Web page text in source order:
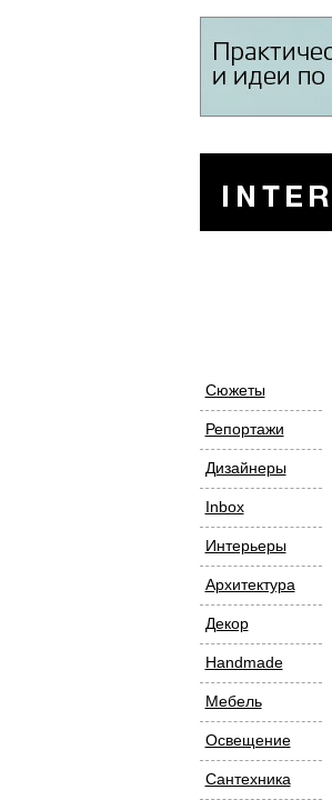
Сюжеты
Репортажи
Дизайнеры
Inbox
Интерьеры
Архитектура
Декор
Handmade
Мебель
Освещение
Сантехника